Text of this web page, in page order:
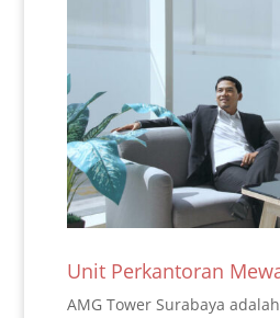
Unit Perkantoran
AMG Tower Surabaya